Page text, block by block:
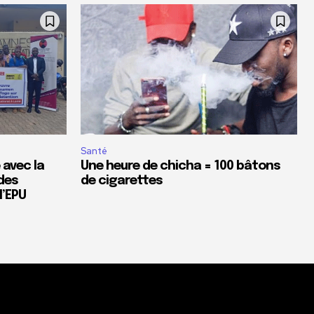
avec la
Santé
Une heure de chicha = 100 bâtons
de cigarettes